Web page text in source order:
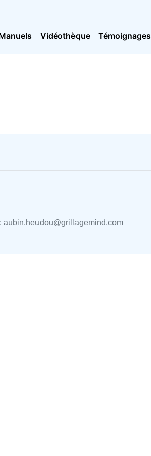
Vidéothèque Témoignages
aubin.heudou@grillagemind.com